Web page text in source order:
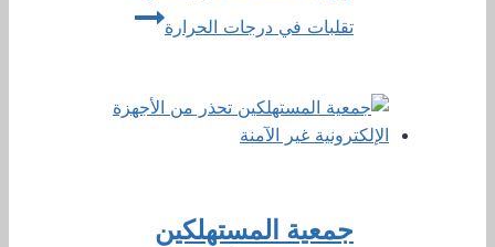
تقلبات في درجات الحرارة
جمعية المستهلكين